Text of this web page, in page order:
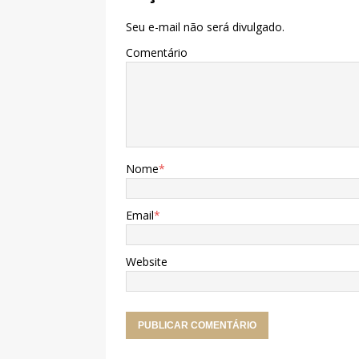
Seu e-mail não será divulgado.
Comentário
Nome*
Email*
Website